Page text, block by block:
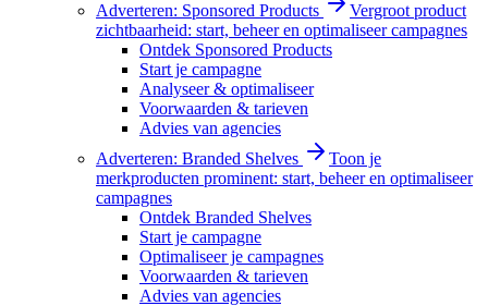
Adverteren: Sponsored Products
Vergroot product
zichtbaarheid: start, beheer en optimaliseer campagnes
Ontdek Sponsored Products
Start je campagne
Analyseer & optimaliseer
Voorwaarden & tarieven
Advies van agencies
Adverteren: Branded Shelves
Toon je
merkproducten prominent: start, beheer en optimaliseer
campagnes
Ontdek Branded Shelves
Start je campagne
Optimaliseer je campagnes
Voorwaarden & tarieven
Advies van agencies